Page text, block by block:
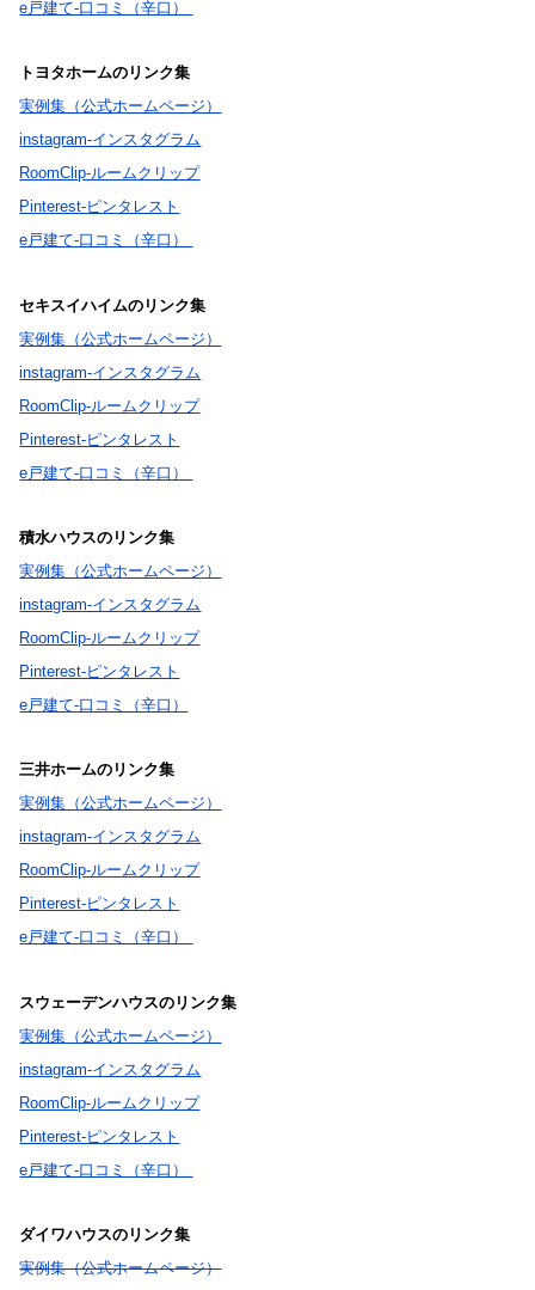
e戸建て-口コミ（辛口）
トヨタホームのリンク集
実例集（公式ホームページ）
instagram-インスタグラム
RoomClip-ルームクリップ
Pinterest-ピンタレスト
e戸建て-口コミ（辛口）
セキスイハイムのリンク集
実例集（公式ホームページ）
instagram-インスタグラム
RoomClip-ルームクリップ
Pinterest-ピンタレスト
e戸建て-口コミ（辛口）
積水ハウスのリンク集
実例集（公式ホームページ）
instagram-インスタグラム
RoomClip-ルームクリップ
Pinterest-ピンタレスト
e戸建て-口コミ（辛口）
三井ホームのリンク集
実例集（公式ホームページ）
instagram-インスタグラム
RoomClip-ルームクリップ
Pinterest-ピンタレスト
e戸建て-口コミ（辛口）
スウェーデンハウスのリンク集
実例集（公式ホームページ）
instagram-インスタグラム
RoomClip-ルームクリップ
Pinterest-ピンタレスト
e戸建て-口コミ（辛口）
ダイワハウスのリンク集
実例集（公式ホームページ）